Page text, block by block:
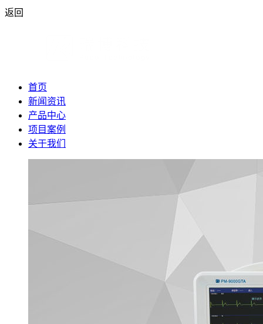
返回
首页
新闻资讯
产品中心
项目案例
关于我们